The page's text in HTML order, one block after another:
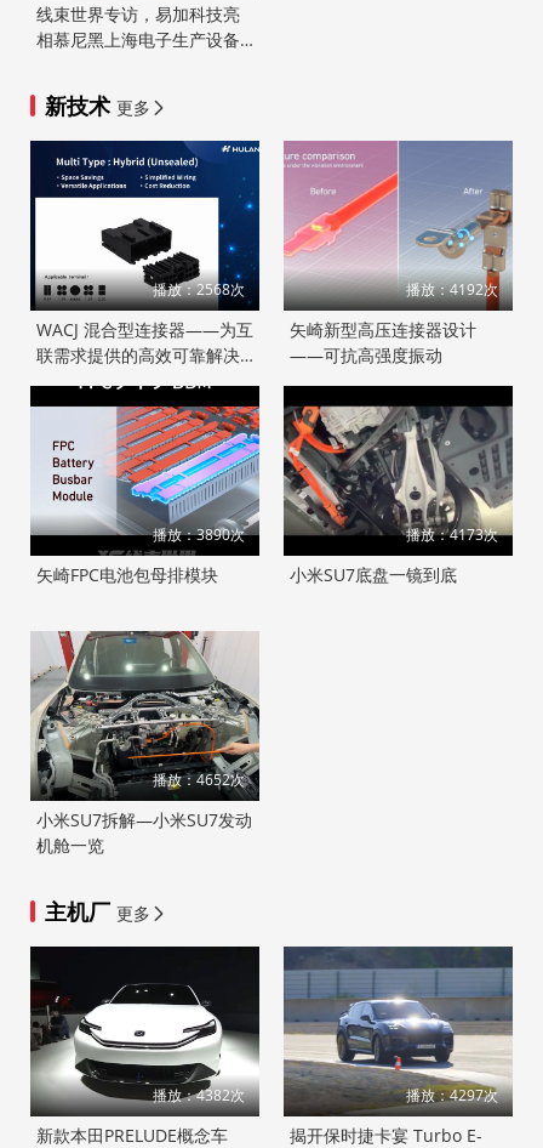
线束世界专访，易加科技亮
相慕尼黑上海电子生产设备
新技术 更多
播放：2568次
WACJ 混合型连接器——为互
联需求提供的高效可靠解决
方案
播放：4192次
矢崎新型高压连接器设计
——可抗高强度振动
播放：3890次
矢崎FPC电池包母排模块
播放：4173次
小米SU7底盘一镜到底
播放：4652次
小米SU7拆解—小米SU7发动
机舱一览
主机厂 更多
播放：4382次
新款本田PRELUDE概念车
播放：4297次
揭开保时捷卡宴 Turbo E-